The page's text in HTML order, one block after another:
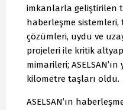
imkanlarla geliştirilen
haberleşme
çözümleri, uydu ve
projeleri ile kritik
mimarileri;
kilometre taşları oldu.
ASELSAN’ın